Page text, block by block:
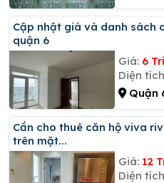
Cập nhật giá và danh sách cho thuê căn hộ western
quận 6
Giá: 6
Diện
Quận
Cần cho thuê căn hộ viva riverside 2pn full nội thất, nằm
trên mặt...
Giá: 12
Diện